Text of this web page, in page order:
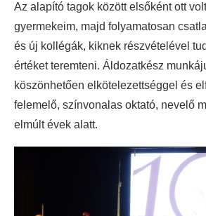
Az alapító tagok között elsőként ott
gyermekeim, majd folyamatosan
és új kollégák, kiknek részvételével
értéket teremteni. Áldozatkész
köszönhetően elkötelezettséggel és
felemelő, színvonalas oktató, nevelő
elmúlt évek alatt.